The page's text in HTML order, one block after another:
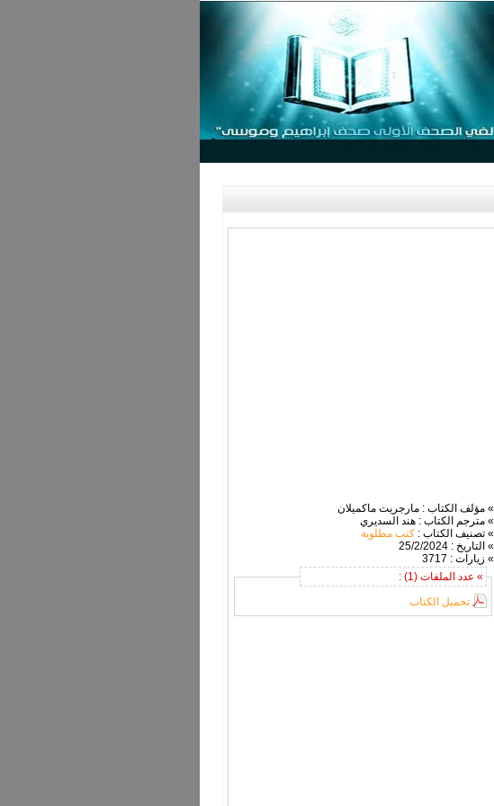
» مؤلف الكتاب : مارجريت ماكميلان
» مترجم الكتاب : هند السديري
» تصنيف الكتاب : كتب مطلوبة
» التاريخ : 25/2/2024
» زيارات : 3717
» عدد الملفات (1) :
تحميل الكتاب